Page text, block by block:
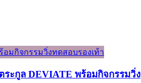
ระกูล DEVIATE พร้อมกิจกรรมวิ่ง